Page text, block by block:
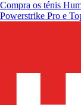
Compra os ténis
Powerstrike Pro e